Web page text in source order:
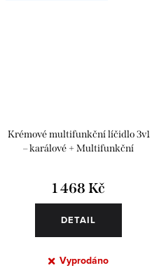
Krémové multifunkční líčidlo 3v1
– karálové + Multifunkční
1 468 Kč
DETAIL
Vyprodáno